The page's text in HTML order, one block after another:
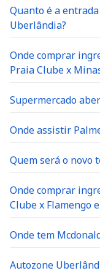
Quanto é a
Uberlândia?
Onde comprar
Praia Clube x
Supermercado
Onde assistir
Quem será o novo
Onde comprar
Clube x Flamengo
Onde tem
Autozone